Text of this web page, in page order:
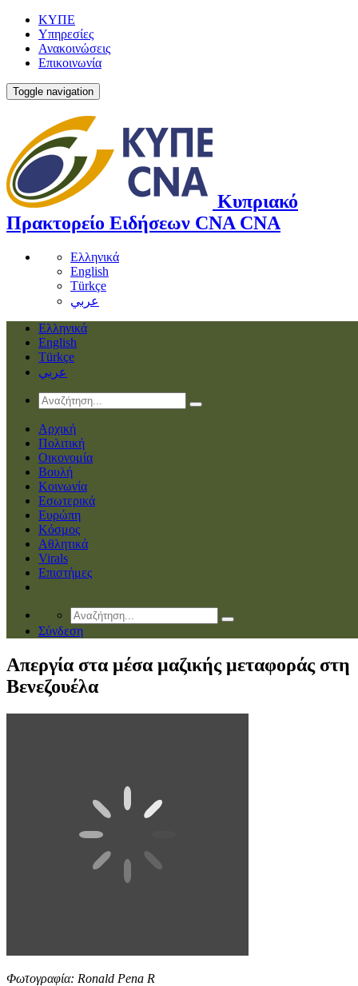
ΚΥΠΕ
Υπηρεσίες
Ανακοινώσεις
Επικοινωνία
Toggle navigation
Κυπριακό
Πρακτορείο Ειδήσεων CNA CNA
Ελληνικά
English
Türkçe
عربي
Ελληνικά
English
Türkçe
عربي
Αρχική
Πολιτική
Οικονομία
Βουλή
Κοινωνία
Εσωτερικά
Ευρώπη
Κόσμος
Αθλητικά
Virals
Επιστήμες
Σύνδεση
Απεργία στα μέσα μαζικής μεταφοράς στη
Βενεζουέλα
Φωτογραφία: Ronald Pena R